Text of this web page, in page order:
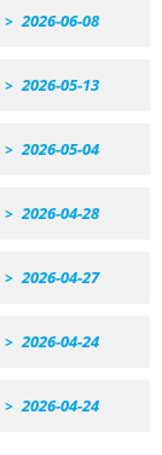
2026-06-08
2026-05-13
2026-05-04
2026-04-28
2026-04-27
2026-04-24
2026-04-24